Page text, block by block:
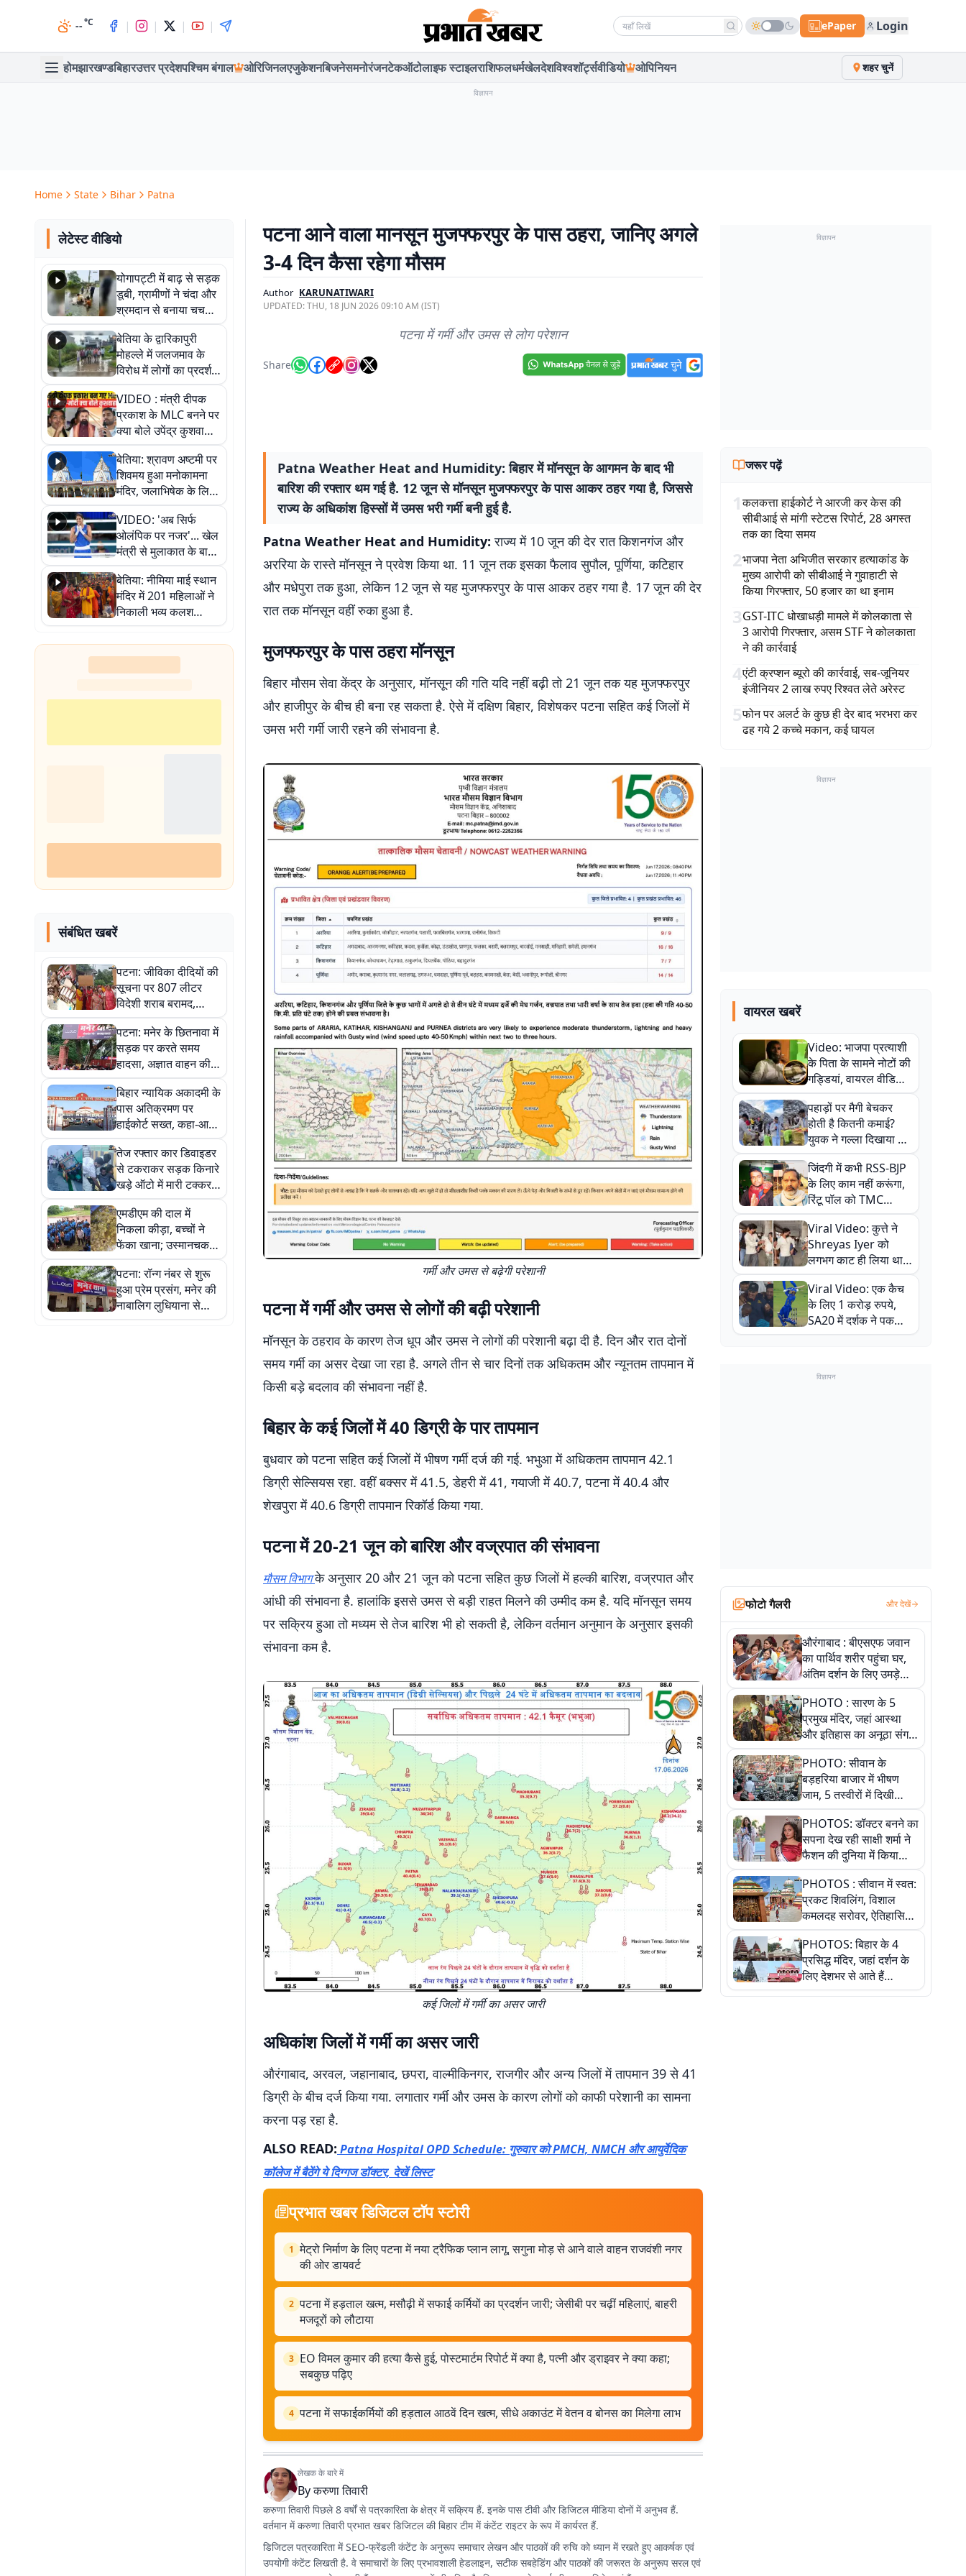
--°C | | | | Search news ePaper Login
होमझारखण्डबिहारउत्तर प्रदेशपश्चिम बंगाल ओरिजिनलएजुकेशनबिजनेसमनोरंजनटेकऑटोलाइफ स्टाइलराशिफलधर्मखेलदेशविश्वशॉर्ट्सवीडियो ओपिनियन शहर चुनें
विज्ञापन
Home State Bihar Patna
लेटेस्ट वीडियो
योगापट्टी में बाढ़ से सड़क
डूबी, ग्रामीणों ने चंदा और
श्रमदान से बनाया चचरी
पुल
बेतिया के द्वारिकापुरी
मोहल्ले में जलजमाव के
विरोध में लोगों का प्रदर्शन,
स्थायी समाधान की मांग
VIDEO : मंत्री दीपक
प्रकाश के MLC बनने पर
क्या बोले उपेंद्र कुशवाहा,
सुनिए
बेतिया: श्रावण अष्टमी पर
शिवमय हुआ मनोकामना
मंदिर, जलाभिषेक के लिए
लगी लंबी कतारें
VIDEO: 'अब सिर्फ
ओलंपिक पर नजर'... खेल
मंत्री से मुलाकात के बाद
जैसमीन लंबोरिया का बड़ा
बयान
बेतिया: नीमिया माई स्थान
मंदिर में 201 महिलाओं ने
निकाली भव्य कलश
शोभायात्रा, शिवलिंग
प्राण-प्रतिष्ठा महोत्सव
शुरू
संबंधित खबरें
पटना: जीविका दीदियों की
सूचना पर 807 लीटर
विदेशी शराब बरामद,
माफियाओं में हड़कंप
पटना: मनेर के छितनावा में
सड़क पर करते समय
हादसा, अज्ञात वाहन की
चपेट में ओन से किशोर की
मौत
बिहार न्यायिक अकादमी के
पास अतिक्रमण पर
हाईकोर्ट सख्त, कहा-आप
ही मुश्किल खड़ी करते हैं व
फिर उसी के पीछे भागते हैं
तेज रफ्तार कार डिवाइडर
से टकराकर सड़क किनारे
खड़े ऑटो में मारी टक्कर,
चालक समेत पांच घायल
एमडीएम की दाल में
निकला कीड़ा, बच्चों ने
फेंका खाना; उस्मानचक
मध्य विद्यालय में
अभिभावकों का हंगामा
पटना: रॉन्ग नंबर से शुरू
हुआ प्रेम प्रसंग, मनेर की
नाबालिग लुधियाना से
बरामद, जांच जारी
पटना आने वाला मानसून मुजफ्फरपुर के पास ठहरा, जानिए अगले
3-4 दिन कैसा रहेगा मौसम
Author KARUNATIWARI
UPDATED:THU, 18 JUN 2026 09:10 AM (IST)
पटना में गर्मी और उमस से लोग परेशान
Share
Patna Weather Heat and Humidity: बिहार में मॉनसून के आगमन के बाद भी
बारिश की रफ्तार थम गई है. 12 जून से मॉनसून मुजफ्फरपुर के पास आकर ठहर गया है, जिससे
राज्य के अधिकांश हिस्सों में उमस भरी गर्मी बनी हुई है.
Patna Weather Heat and Humidity: राज्य में 10 जून की देर रात किशनगंज और
अररिया के रास्ते मॉनसून ने प्रवेश किया था. 11 जून तक इसका फैलाव सुपौल, पूर्णिया, कटिहार
और मधेपुरा तक हुआ, लेकिन 12 जून से यह मुजफ्फरपुर के पास आकर ठहर गया है. 17 जून की देर
रात तक मॉनसून वहीं रुका हुआ है.
मुजफ्फरपुर के पास ठहरा मॉनसून
बिहार मौसम सेवा केंद्र के अनुसार, मॉनसून की गति यदि नहीं बढ़ी तो 21 जून तक यह मुजफ्फरपुर
और हाजीपुर के बीच ही बना रह सकता है. ऐसे में दक्षिण बिहार, विशेषकर पटना सहित कई जिलों में
उमस भरी गर्मी जारी रहने की संभावना है.
गर्मी और उमस से बढ़ेगी परेशानी
पटना में गर्मी और उमस से लोगों की बढ़ी परेशानी
मॉनसून के ठहराव के कारण तेज धूप और उमस ने लोगों की परेशानी बढ़ा दी है. दिन और रात दोनों
समय गर्मी का असर देखा जा रहा है. अगले तीन से चार दिनों तक अधिकतम और न्यूनतम तापमान में
किसी बड़े बदलाव की संभावना नहीं है.
बिहार के कई जिलों में 40 डिग्री के पार तापमान
बुधवार को पटना सहित कई जिलों में भीषण गर्मी दर्ज की गई. भभुआ में अधिकतम तापमान 42.1
डिग्री सेल्सियस रहा. वहीं बक्सर में 41.5, डेहरी में 41, गयाजी में 40.7, पटना में 40.4 और
शेखपुरा में 40.6 डिग्री तापमान रिकॉर्ड किया गया.
पटना में 20-21 जून को बारिश और वज्रपात की संभावना
मौसम विभागके अनुसार 20 और 21 जून को पटना सहित कुछ जिलों में हल्की बारिश, वज्रपात और
आंधी की संभावना है. हालांकि इससे उमस से बड़ी राहत मिलने की उम्मीद कम है. यदि मॉनसून समय
पर सक्रिय हुआ तो मध्यम से तेज बारिश भी हो सकती है, लेकिन वर्तमान अनुमान के अनुसार इसकी
संभावना कम है.
कई जिलों में गर्मी का असर जारी
अधिकांश जिलों में गर्मी का असर जारी
औरंगाबाद, अरवल, जहानाबाद, छपरा, वाल्मीकिनगर, राजगीर और अन्य जिलों में तापमान 39 से 41
डिग्री के बीच दर्ज किया गया. लगातार गर्मी और उमस के कारण लोगों को काफी परेशानी का सामना
करना पड़ रहा है.
ALSO READ: Patna Hospital OPD Schedule: गुरुवार को PMCH, NMCH और आयुर्वेदिक
कॉलेज में बैठेंगे ये दिग्गज डॉक्टर, देखें लिस्ट
प्रभात खबर डिजिटल टॉप स्टोरी
1 मेट्रो निर्माण के लिए पटना में नया ट्रैफिक प्लान लागू, सगुना मोड़ से आने वाले वाहन राजवंशी नगर
की ओर डायवर्ट
2 पटना में हड़ताल खत्म, मसौढ़ी में सफाई कर्मियों का प्रदर्शन जारी; जेसीबी पर चढ़ीं महिलाएं, बाहरी
मजदूरों को लौटाया
3 EO विमल कुमार की हत्या कैसे हुई, पोस्टमार्टम रिपोर्ट में क्या है, पत्नी और ड्राइवर ने क्या कहा;
सबकुछ पढ़िए
4 पटना में सफाईकर्मियों की हड़ताल आठवें दिन खत्म, सीधे अकाउंट में वेतन व बोनस का मिलेगा लाभ
लेखक के बारे में
Byकरुणा तिवारी
करुणा तिवारी पिछले 8 वर्षों से पत्रकारिता के क्षेत्र में सक्रिय हैं. इनके पास टीवी और डिजिटल मीडिया दोनों में अनुभव हैं.
वर्तमान में करुणा तिवारी प्रभात खबर डिजिटल की बिहार टीम में कंटेंट राइटर के रूप में कार्यरत हैं.
डिजिटल पत्रकारिता में SEO-फ्रेंडली कंटेंट के अनुरूप समाचार लेखन और पाठकों की रुचि को ध्यान में रखते हुए आकर्षक एवं
उपयोगी कंटेंट लिखती है. वे समाचारों के लिए प्रभावशाली हेडलाइन, सटीक सबहेडिंग और पाठकों की जरूरत के अनुरूप सरल एवं
विज्ञापन
जरूर पढ़ें
1कलकत्ता हाईकोर्ट ने आरजी कर केस की
सीबीआई से मांगी स्टेटस रिपोर्ट, 28 अगस्त
तक का दिया समय
2भाजपा नेता अभिजीत सरकार हत्याकांड के
मुख्य आरोपी को सीबीआई ने गुवाहाटी से
किया गिरफ्तार, 50 हजार का था इनाम
3GST-ITC धोखाधड़ी मामले में कोलकाता से
3 आरोपी गिरफ्तार, असम STF ने कोलकाता
ने की कार्रवाई
4एंटी क्रप्शन ब्यूरो की कार्रवाई, सब-जूनियर
इंजीनियर 2 लाख रुपए रिश्वत लेते अरेस्ट
5फोन पर अलर्ट के कुछ ही देर बाद भरभरा कर
ढह गये 2 कच्चे मकान, कई घायल
विज्ञापन
वायरल खबरें
Video: भाजपा प्रत्याशी
के पिता के सामने नोटों की
गड्डियां, वायरल वीडियो
से राजनीति में उबाल,
अजित महतो बोले- TMC
की गंदी चाल
पहाड़ों पर मैगी बेचकर
होती है कितनी कमाई?
युवक ने गल्ला दिखाया तो
नौकरी वालों के खड़े हो गए
कान
जिंदगी में कभी RSS-BJP
के लिए काम नहीं करूंगा,
रिंटू पॉल को TMC
ऑफिस में ले जाकर पीटा,
Video वायरल
Viral Video: कुत्ते ने
Shreyas Iyer को
लगभग काट ही लिया था,
न्यूजीलैंड सीरीज से पहले
बाल-बाल बचे
Viral Video: एक कैच
के लिए 1 करोड़ रुपये,
SA20 में दर्शक ने पकड़ा
एक हाथ से गजब का कैच
विज्ञापन
फोटो गैलरी और देखें
औरंगाबाद : बीएसएफ जवान
का पार्थिव शरीर पहुंचा घर,
अंतिम दर्शन के लिए उमड़े
लोग
PHOTO : सारण के 5
प्रमुख मंदिर, जहां आस्था
और इतिहास का अनूठा संगम,
तस्वीरों में जानिए
PHOTO: सीवान के
बड़हरिया बाजार में भीषण
जाम, 5 तस्वीरों में दिखी
अव्यवस्था
PHOTOS: डॉक्टर बनने का
सपना देख रही साक्षी शर्मा ने
फैशन की दुनिया में किया
कमाल,जानिए बेगूसराय की
बेटी ने कैसे दी अपने सपनों
को उड़ान
PHOTOS : सीवान में स्वत:
प्रकट शिवलिंग, विशाल
कमलदह सरोवर, ऐतिहासिक
महेंद्रनाथ मंदिर और घंटाघर
की कहानी, तस्वीरों में देखिए
PHOTOS: बिहार के 4
प्रसिद्ध मंदिर, जहां दर्शन के
लिए देशभर से आते हैं
श्रद्धालु, जानिए इनकी